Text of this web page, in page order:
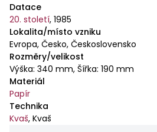
Datace
20. století, 1985
Lokalita/místo vzniku
Evropa, Česko, Československo
Rozměry/velikost
Výška: 340 mm, Šířka: 190 mm
Materiál
Papír
Technika
Kvaš, Kvaš